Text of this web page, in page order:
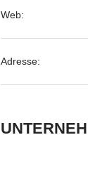
Web:
Adresse: